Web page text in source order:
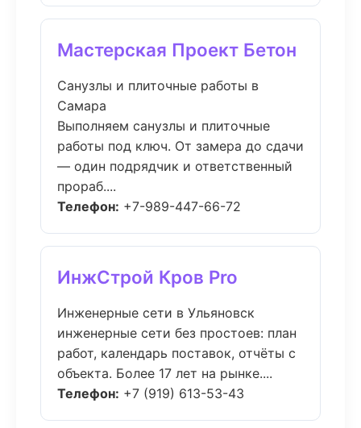
Мастерская Проект Бетон
Санузлы и плиточные работы в
Самара
Выполняем санузлы и плиточные
работы под ключ. От замера до сдачи
— один подрядчик и ответственный
прораб....
Телефон: +7-989-447-66-72
ИнжСтрой Кров Pro
Инженерные сети в Ульяновск
инженерные сети без простоев: план
работ, календарь поставок, отчёты с
объекта. Более 17 лет на рынке....
Телефон: +7 (919) 613-53-43